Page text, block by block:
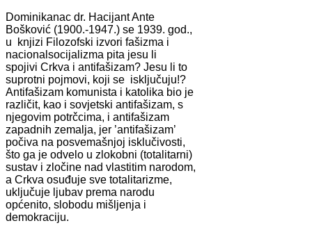
Dominikanac dr. Hacijant Ante
Bošković (1900.-1947.) se 1939. god.,
u knjizi Filozofski izvori fašizma i
nacionalsocijalizma pita jesu li
spojivi Crkva i antifašizam? Jesu li to
suprotni pojmovi, koji se isključuju!?
Antifašizam komunista i katolika bio je
različit, kao i sovjetski antifašizam, s
njegovim potrčcima, i antifašizam
zapadnih zemalja, jer ’antifašizam’
počiva na posvemašnjoj isklučivosti,
što ga je odvelo u zlokobni (totalitarni)
sustav i zločine nad vlastitim narodom,
a Crkva osuđuje sve totalitarizme,
uključuje ljubav prema narodu
općenito, slobodu mišljenja i
demokraciju.